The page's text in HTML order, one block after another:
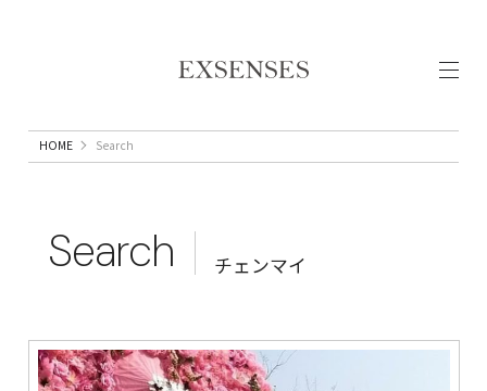
HOME Search
Search チェンマイ